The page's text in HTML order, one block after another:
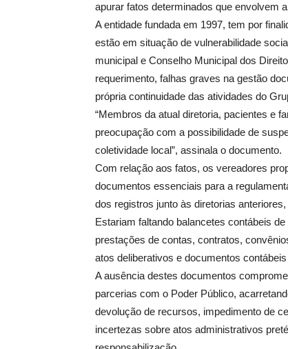
apurar fatos determinados que envolvem
A entidade fundada em 1997, tem por
estão em situação de vulnerabilidade
municipal e Conselho Municipal dos
requerimento, falhas graves na gestão
própria continuidade das atividades do
“Membros da atual diretoria, pacientes e
preocupação com a possibilidade de
coletividade local”, assinala o documento.
Com relação aos fatos, os vereadores
documentos essenciais para a
dos registros junto às diretorias
Estariam faltando balancetes contábeis
prestações de contas, contratos,
atos deliberativos e documentos
A ausência destes documentos
parcerias com o Poder Público,
devolução de recursos, impedimento de
incertezas sobre atos administrativos